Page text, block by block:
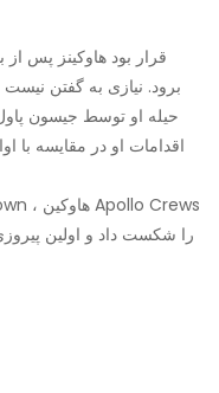
قرار بود هاوکینز پس
حیله او توسط جیسون
را شکست داد و اولین